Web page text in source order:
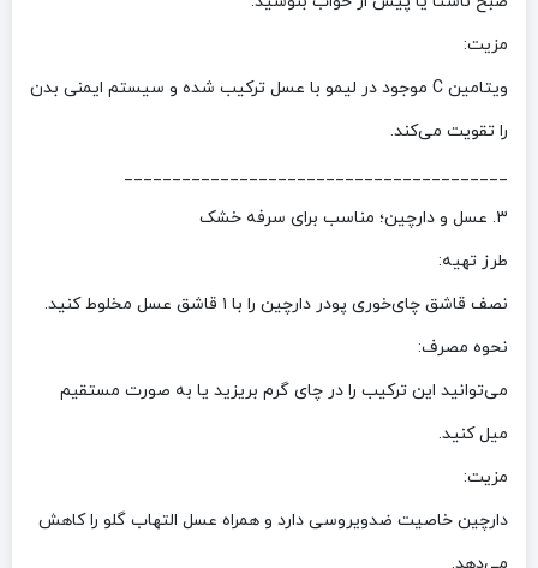
مزیت:
ویتامین C موجود در لیمو با عسل ترکیب شده و سیستم ایمنی بدن
را تقویت می‌کند.
________________________________________
۳. عسل و دارچین؛ مناسب برای سرفه خشک
طرز تهیه:
نصف قاشق چای‌خوری پودر دارچین را با ۱ قاشق عسل مخلوط کنید.
نحوه مصرف:
می‌توانید این ترکیب را در چای گرم بریزید یا به صورت مستقیم
میل کنید.
مزیت:
دارچین خاصیت ضدویروسی دارد و همراه عسل التهاب گلو را کاهش